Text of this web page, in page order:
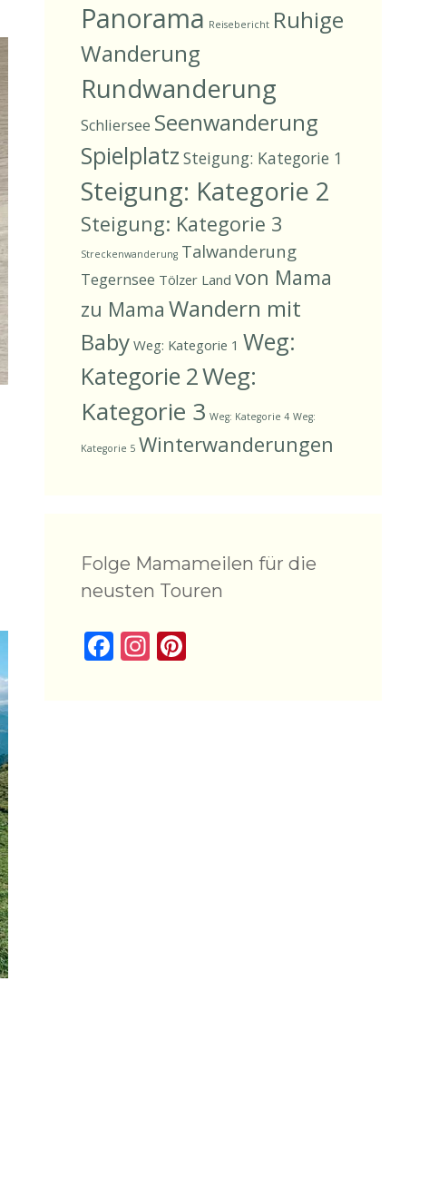
Panorama Reisebericht Ruhige
Wanderung
Rundwanderung
Schliersee Seenwanderung
Spielplatz Steigung: Kategorie 1
Steigung: Kategorie 2
Steigung: Kategorie 3
Streckenwanderung Talwanderung
Tegernsee Tölzer Land von Mama
zu Mama Wandern mit
Baby Weg: Kategorie 1 Weg:
Kategorie 2Weg:
Kategorie 3 Weg: Kategorie 4 Weg:
Kategorie 5 Winterwanderungen
Folge Mamameilen für die
neusten Touren
F In